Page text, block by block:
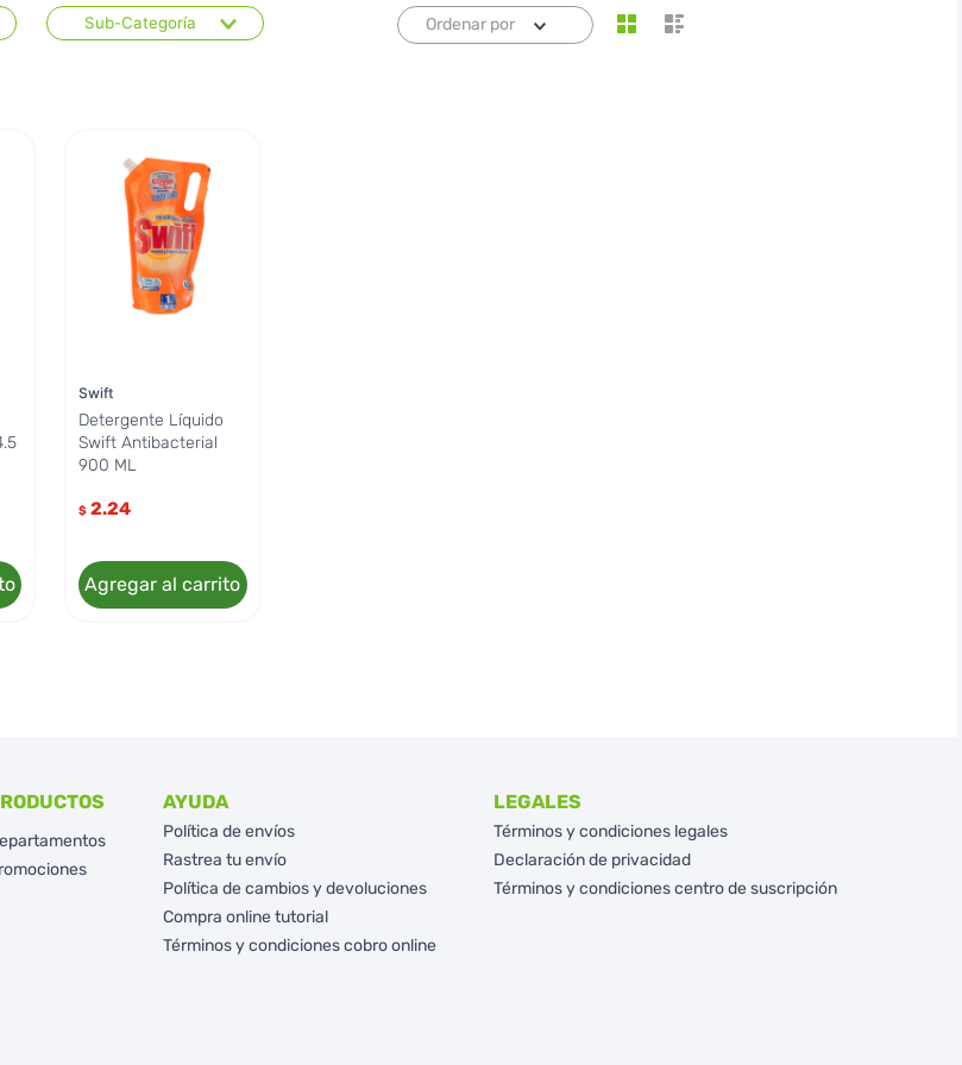
Sub-Categoría Ordenar por
Swift
Detergente Líquido
Swift Antibacterial
900 ML
$ 2.24
Agregar al carrito
AYUDA
Política de envíos
Rastrea tu envío
Política de cambios y devoluciones
Compra online tutorial
Términos y condiciones cobro online
LEGALES
Términos y condiciones legales
Declaración de privacidad
Términos y condiciones centro de suscripción